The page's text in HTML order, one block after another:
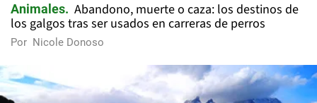
Animales
Abandono, muerte o caza: los destinos de
los galgos tras ser usados en carreras de perros
Por Nicole Donoso